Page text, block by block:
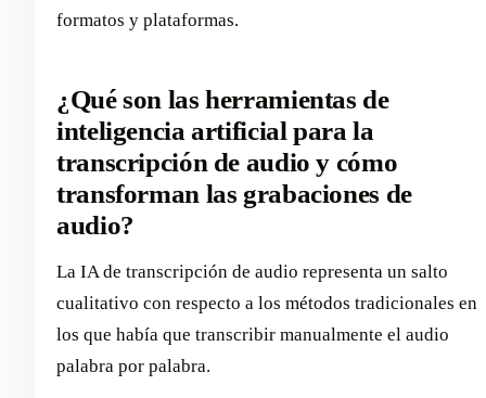
formatos y plataformas.
¿Qué son las herramientas de
inteligencia artificial para la
transcripción de audio y cómo
transforman las grabaciones de
audio?
La IA de transcripción de audio representa un salto
cualitativo con respecto a los métodos tradicionales en
los que había que transcribir manualmente el audio
palabra por palabra.